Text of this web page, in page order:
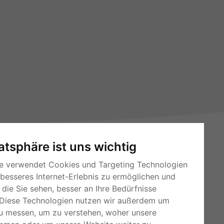
ist uns wichtig
verwendet Cookies und Targeting Technologien
Internet-Erlebnis zu ermöglichen und
Sie sehen, besser an Ihre Bedürfnisse
Technologien nutzen wir außerdem um
messen, um zu verstehen, woher unsere
RSS-Feeds
Kleinanzeigen-Österreich